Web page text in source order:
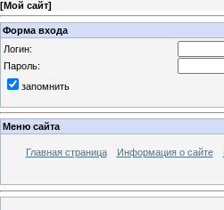
[Мой сайт]
Форма входа
Логин:
Пароль:
запомнить
Меню сайта
Главная страница Информация о сайте